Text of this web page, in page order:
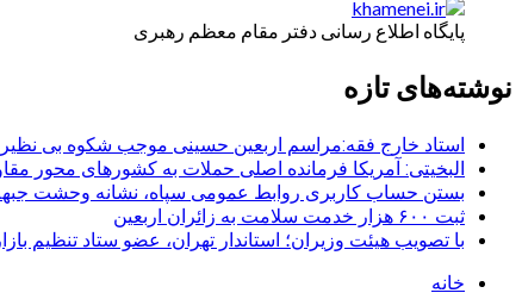
پایگاه اطلاع رسانی دفتر مقام معظم رهبری
نوشته‌های تازه
استاد خارج فقه:مراسم اربعین حسینی موجب شکوه بی
البخیتی: آمریکا فرمانده اصلی حملات به کشورهای محور
بستن حساب کاربری روابط عمومی سپاه، نشانه‌ وحشت
ثبت ۶۰۰ هزار خدمت سلامت به زائران اربعین
با تصویب هیئت وزیران؛ استاندار تهران، عضو ستاد تنظیم
خانه